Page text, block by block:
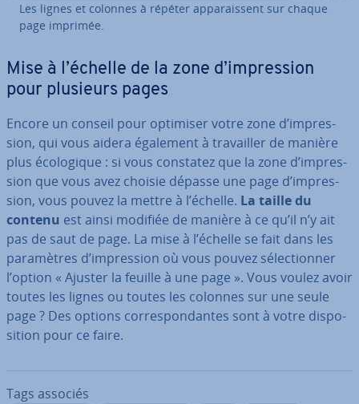
Les lignes et colonnes à répéter ap­pa­rais­sent sur chaque
page imprimée.
Mise à l’échelle de la zone d’im­pres­sion
pour plusieurs pages
Encore un conseil pour optimiser votre zone d’im­pres­
sion, qui vous aidera également à tra­vail­ler de manière
plus éco­lo­gique : si vous constatez que la zone d’im­pres­
sion que vous avez choisie dépasse une page d’im­pres­
sion, vous pouvez la mettre à l’échelle. La taille du
contenu est ainsi modifiée de manière à ce qu’il n’y ait
pas de saut de page. La mise à l’échelle se fait dans les
pa­ra­mètres d’im­pres­sion où vous pouvez sé­lec­tion­ner
l’option « Ajuster la feuille à une page ». Vous voulez avoir
toutes les lignes ou toutes les colonnes sur une seule
page ? Des options cor­res­pon­dantes sont à votre dis­po­
si­tion pour ce faire.
Tags associés